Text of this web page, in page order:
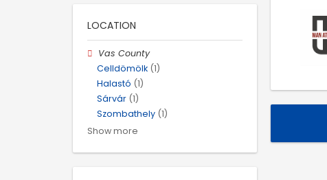
LOCATION
Vas County
Celldömölk (1)
Halastó (1)
Sárvár (1)
Szombathely (1)
Show more